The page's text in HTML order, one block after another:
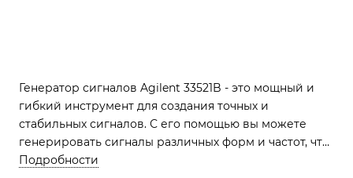
Генератор сигналов Agilent 33521B - это мощный и
гибкий инструмент для создания точных и
стабильных сигналов. С его помощью вы можете
генерировать сигналы различных форм и частот, что
делает его идеальным решением для различных
Подробности